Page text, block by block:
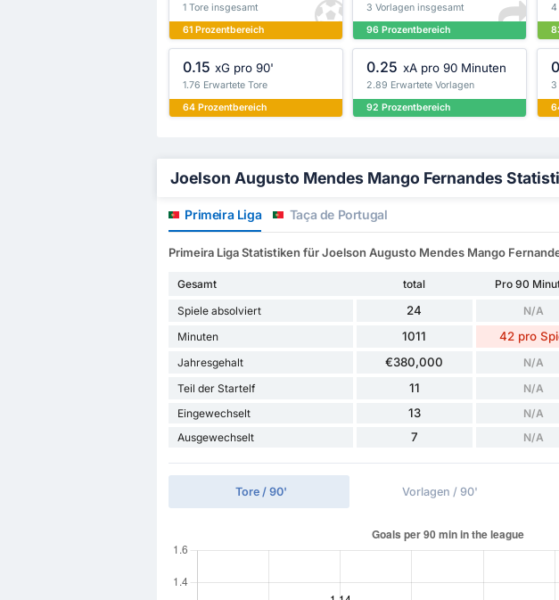
1 Tore insgesamt
61 Prozentbereich
3 Vorlagen insgesamt
96 Prozentbereich
4
0.15 xG pro 90'
1.76 Erwartete Tore
64 Prozentbereich
0.25 xA pro 90 Minuten
2.89 Erwartete Vorlagen
92 Prozentbereich
3
Joelson Augusto Mendes Mango Fernandes
Primeira Liga Taça de Portugal
Primeira Liga Statistiken für Joelson Augusto Mendes Mango
Gesamt total Pro 90
Spiele absolviert
24 N/A
Minuten 1011 42 pro
Jahresgehalt €380,000 N/A
Teil der Startelf 11 N/A
Eingewechselt 13 N/A
Ausgewechselt 7 N/A
Tore / 90' Vorlagen / 90'